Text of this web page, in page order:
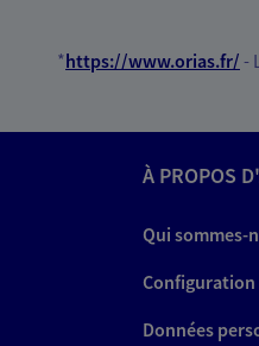
*https://www.orias.fr/ -
À PROPOS
Qui sommes-
Données